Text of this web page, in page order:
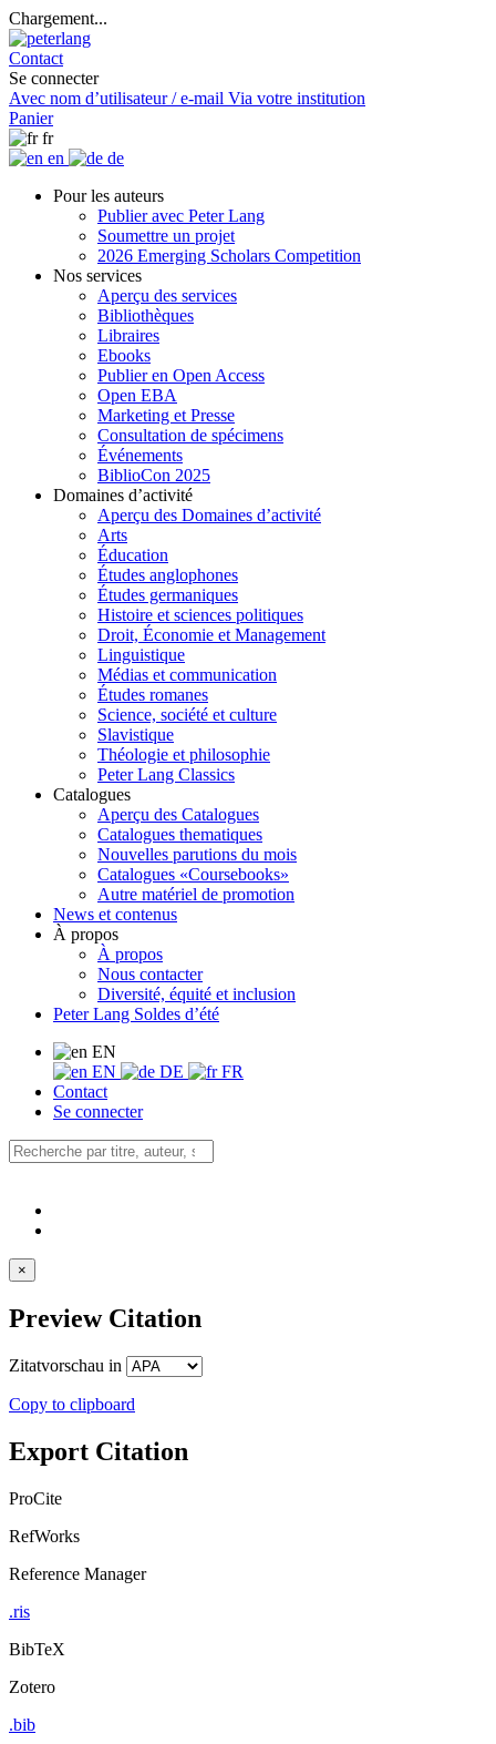
Chargement...
Contact
Se connecter
Avec nom d’utilisateur / e-mail Via votre institution
Panier
fr
en
de
Pour les auteurs
Publier avec Peter Lang
Soumettre un projet
2026 Emerging Scholars Competition
Nos services
Aperçu des services
Bibliothèques
Libraires
Ebooks
Publier en Open Access
Open EBA
Marketing et Presse
Consultation de spécimens
Événements
BiblioCon 2025
Domaines d’activité
Aperçu des Domaines d’activité
Arts
Éducation
Études anglophones
Études germaniques
Histoire et sciences politiques
Droit, Économie et Management
Linguistique
Médias et communication
Études romanes
Science, société et culture
Slavistique
Théologie et philosophie
Peter Lang Classics
Catalogues
Aperçu des Catalogues
Catalogues thematiques
Nouvelles parutions du mois
Catalogues «Coursebooks»
Autre matériel de promotion
News et contenus
À propos
À propos
Nous contacter
Diversité, équité et inclusion
Peter Lang Soldes d’été
EN
EN
DE
FR
Contact
Se connecter
×
Preview Citation
Zitatvorschau in
Copy to clipboard
Export Citation
ProCite
RefWorks
Reference Manager
.ris
BibTeX
Zotero
.bib